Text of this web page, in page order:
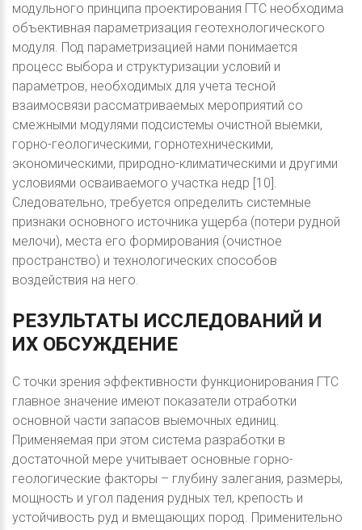
модульного принципа проектирования ГТС необходима
объективная параметризация геотехнологического
модуля. Под параметризацией нами понимается
процесс выбора и структуризации условий и
параметров, необходимых для учета тесной
взаимосвязи рассматриваемых мероприятий со
смежными модулями подсистемы очистной выемки,
горно-геологическими, горнотехническими,
экономическими, природно-климатическими и другими
условиями осваиваемого участка недр [10].
Следовательно, требуется определить системные
признаки основного источника ущерба (потери рудной
мелочи), места его формирования (очистное
пространство) и технологических способов
воздействия на него.
РЕЗУЛЬТАТЫ ИССЛЕДОВАНИЙ И
ИХ ОБСУЖДЕНИЕ
С точки зрения эффективности функционирования ГТС
главное значение имеют показатели отработки
основной части запасов выемочных единиц.
Применяемая при этом система разработки в
достаточной мере учитывает основные горно-
геологические факторы – глубину залегания, размеры,
мощность и угол падения рудных тел, крепость и
устойчивость руд и вмещающих пород. Применительно